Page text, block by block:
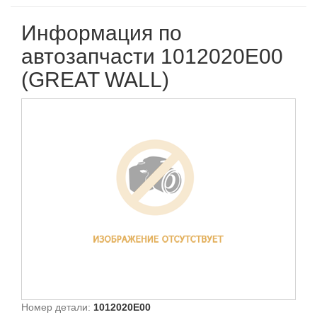
Информация по
автозапчасти 1012020E00
(GREAT WALL)
Номер детали: 1012020E00